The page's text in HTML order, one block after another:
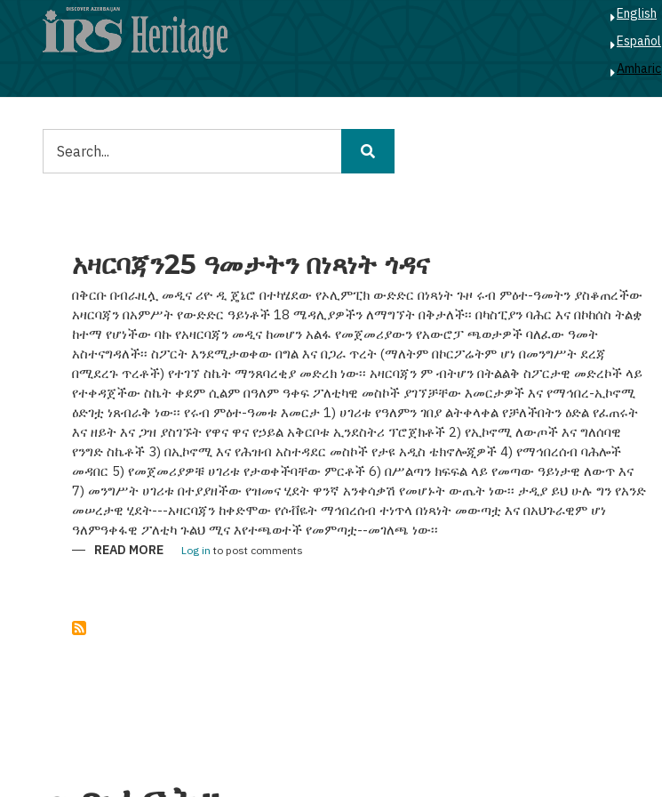
English
Español
Amharic
አዛርባጃን25 ዓመታትን በነጻነት ጎዳና
በቅርቡ በብራዚሏ መዲና ሪዮ ዲ ጄኔሮ በተካሄደው የኦሊምፒክ ውድድር በነጻነት ጉዞ ሩብ ምዕተ-ዓመትን ያስቆጠረችው
አዛርባጃን በአምሥት የውድድር ዓይነቶች 18 ሜዳሊያዎችን ለማግኘት በቅታለች፡፡ በካስፒያን ባሕር እና በኮከሰስ ትልቋ
ከተማ የሆነችው ባኩ የአዛርባጃን መዲና ከመሆን አልፋ የመጀመሪያውን የአውሮፓ ጫወታዎች ባለፈው ዓመት
አስተናግዳለች፡፡ ስፖርት እንደሚታወቀው በግል እና በጋራ ጥረት (ማለትም በኮርፖሬትም ሆነ በመንግሥት ደረጃ
በሚደረጉ ጥረቶች) የተገኘ ስኬት ማንጸባረቂያ መድረክ ነው፡፡ አዛርባጃን ም ብትሆን በትልልቅ ስፖርታዊ መድረኮች ላይ
የተቀዳጀችው ስኬት ቀደም ሲልም በዓለም ዓቀፍ ፖለቲካዊ መስኮች ያገኘቻቸው እመርታዎች እና የማኅበረ-ኢኮኖሚ
ዕድገቷ ነጸብራቅ ነው፡፡ የሩብ ምዕተ-ዓመቱ እመርታ 1) ሀገሪቱ የዓለምን ገበያ ልትቀላቀል የቻለችበትን ዕድል የፈጠሩት
እና ዘይት እና ጋዝ ያስገኙት የዋና ዋና የኃይል አቅርቦቱ ኢንደስትሪ ፕሮጀክቶች 2) የኢኮኖሚ ለውጦች እና ግለሰባዊ
የንግድ ስኬቶች 3) በኢኮኖሚ እና የሕዝብ አስተዳደር መስኮች የታዩ አዲስ ቴክኖሎጂዎች 4) የማኅበረሰብ ባሕሎች
መዳበር 5) የመጀመሪያዎቹ ሀገሪቱ የታወቀችባቸው ምርቶች 6) በሥልጣን ክፍፍል ላይ የመጣው ዓይነታዊ ለውጥ እና
7) መንግሥት ሀገሪቱ በተያያዘችው የዝመና ሂደት ዋንኛ አንቀሳቃሽ የመሆኑት ውጤት ነው፡፡ ታዲያ ይህ ሁሉ ግን የአንድ
መሠረታዊ ሂደት---አዛርባጃን ከቀድሞው የሶቭዬት ማኅበረሰብ ተነጥላ በነጻነት መውጣቷ እና በአህጉራዊም ሆነ
ዓለምዓቀፋዊ ፖለቲካ ጉልህ ሚና እየተጫወተች የመምጣቷ--መገለጫ ነው፡፡
READ MORE ABOUT
Log in to post comments